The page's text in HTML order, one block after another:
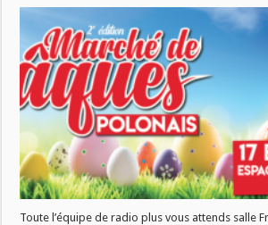
Toute l’équipe de radio plus vous attends salle